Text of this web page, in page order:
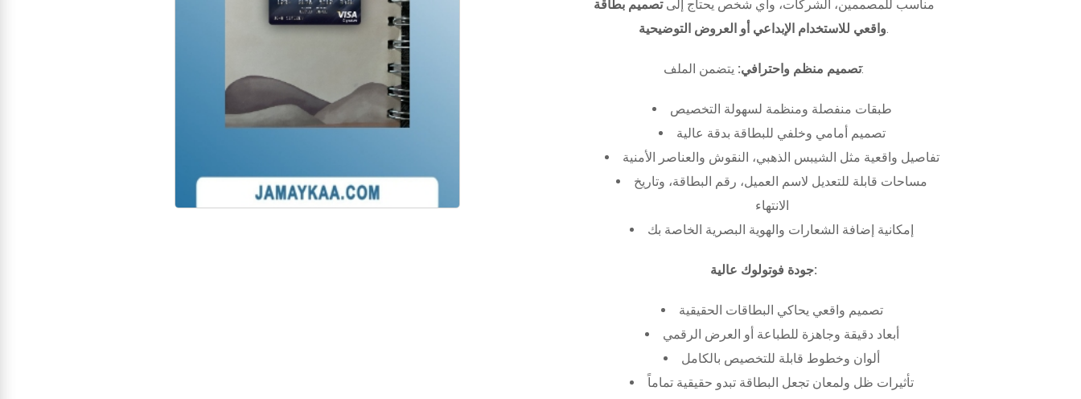
مناسب للمصممين، الشركات، وأي شخص يحتاج إلىتصميم بطاقة
واقعي للاستخدام الإبداعي أو العروض التوضيحية.
تصميم منظم واحترافي:يتضمن الملف:
طبقات منفصلة ومنظمة لسهولة التخصيص
تصميم أمامي وخلفي للبطاقة بدقة عالية
تفاصيل واقعية مثل الشيبس الذهبي، النقوش والعناصر الأمنية
مساحات قابلة للتعديل لاسم العميل، رقم البطاقة، وتاريخ
الانتهاء
إمكانية إضافة الشعارات والهوية البصرية الخاصة بك
جودة فوتولوك عالية:
تصميم واقعي يحاكي البطاقات الحقيقية
أبعاد دقيقة وجاهزة للطباعة أو العرض الرقمي
ألوان وخطوط قابلة للتخصيص بالكامل
تأثيرات ظل ولمعان تجعل البطاقة تبدو حقيقية تماماً